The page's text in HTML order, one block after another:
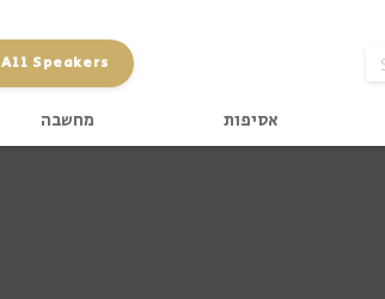
All Speakers
אסיפות מחשבה